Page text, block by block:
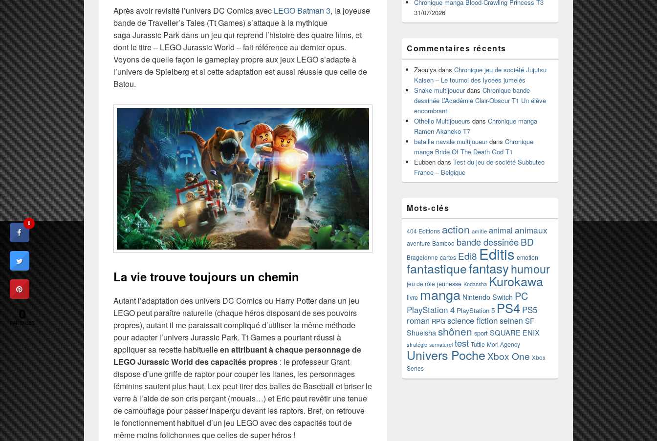
Après avoir revisité l’univers DC Comics avec LEGO Batman 3, la joyeuse
bande de Traveller’s Tales (Tt Games) s’attaque à la mythique
saga Jurassic Park dans un jeu qui reprend l’histoire des quatre films, et
dont le titre – LEGO Jurassic World – fait référence au dernier opus.
Voyons de quelle façon le gameplay propre aux jeux LEGO s’adapte à
l’univers de Spielberg et si cette adaptation est aussi réussie que celle de
Batou.
La vie trouve toujours un chemin
Autant l’adaptation des univers DC Comics ou Harry Potter dans un jeu
LEGO peut paraître naturelle (chaque héros disposant de ses pouvoirs
propres), autant il me paraissait compliqué d’utiliser la même méthode
pour adapter l’univers Jurassic Park. Tt Games a pourtant réussi à
appliquer sa recette habituelleen attribuant à chaque personnage de
LEGO Jurassic World des capacités propres : le professeur Grant
dispose d’une griffe de raptor pour couper les lianes, les personnages
féminins sautent plus haut, Lex peut tirer des balles de Baseball et briser le
verre à l’aide de son cris perçant (mouais…) et Eric peut revêtir une tenue
de camouflage pour passer inaperçu devant les raptors. Bref, on retrouve
le fonctionnement habituel d’un jeu LEGO avec des capacités tout de
même moins folichonnes que celles de super héros !
Chronique manga Blood-Crawling Princess T3
31/07/2026
Commentaires récents
Zaouiya dans Chronique jeu de société Jujutsu
Kaisen – Le tournoi des lycées jumelés
Snake multijoueurdans Chronique bande
dessinée L’Académie Clair-Obscur T1 Un élève
encombrant
Othello Multijoueurs dans Chronique manga
Ramen Akaneko T7
bataille navale multijoueurdans Chronique
manga Bride Of The Death God T1
Eubben dans Test du jeu de société Subbuteo
France – Belgique
Mots-clés
404 Editions action amitie animal animaux
aventure Bamboo bande dessinéeBD
Bragelonne cartes Edi8 Editis emotion
fantastiquefantasyhumour
jeu de rôle jeunesse Kodansha Kurokawa
livre manga Nintendo Switch PC
PlayStation 4 PlayStation 5 PS4 PS5
roman RPG science fictionseinen SF
Shueisha shônen sport SQUARE ENIX
stratégie surnaturel test Tuttle-Mori Agency
Univers Poche Xbox One Xbox
Series
0
0
PARTAGES